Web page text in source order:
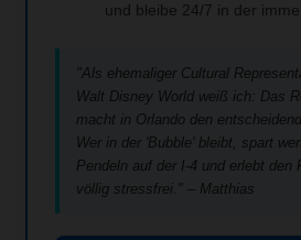
und bleibe 24/7 in der
"Als ehemaliger Cultural
Walt Disney World weiß ich: Das
macht in Orlando den
Wer in der 'Bubble' bleibt, spart
Pendeln auf der I-4 und erlebt den
völlig stressfrei." – Matthias